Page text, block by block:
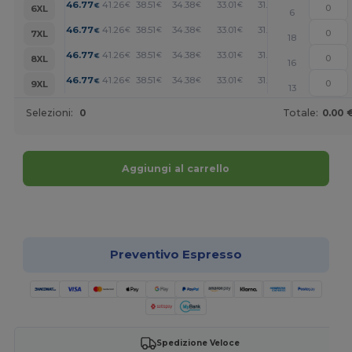
6XL 46.77€ 41.26€ 38.51 € 34.38€ 33.01 € 31.63
6
7XL
46.77€ 41.26€ 38.51 € 34.38€ 33.01 € 31.63
18
8XL
46.77€ 41.26€ 38.51 € 34.38€ 33.01 € 31.63
16
9XL
46.77€ 41.26€ 38.51 € 34.38€ 33.01 € 31.63
13
Selezioni: 0 Totale: 0.00
Aggiungi al carrello
Preventivo Espresso
Spedizione Veloce